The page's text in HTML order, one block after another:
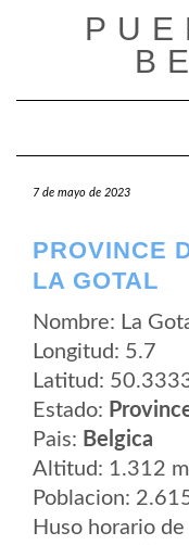
7 de mayo de 2023
PROVINCE
LA GOTAL
Nombre: La
Longitud: 5.7
Latitud:
Estado:
Pais: Belgica
Altitud: 1.312
Poblacion:
Huso horario de